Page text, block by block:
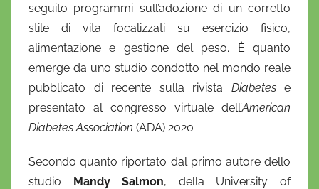
i
e
l
a
D
'
O
o
f
seguito programmi sull’adozione di un corretto
stile di vita focalizzati su esercizio fisico,
alimentazione e gestione del peso. È quanto
emerge da uno studio condotto nel mondo reale
pubblicato di recente sulla rivista Diabetese
presentato al congresso virtuale dell’American
Diabetes Association (ADA) 2020
Secondo quanto riportato dal primo autore dello
studio Mandy Salmon, della University of